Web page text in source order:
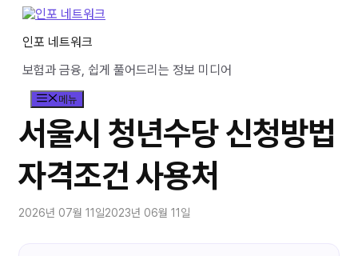
인포 네트워크
보험과 금융, 쉽게 풀어드리는 정보 미디어
메뉴
서울시 청년수당 신청방법
자격조건 사용처
2026년 07월 11일2023년 06월 11일